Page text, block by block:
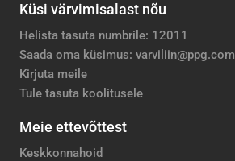
Küsi värvimisalast nõu
Helista tasuta numbrile: 12011
Saada oma küsimus: varviliin@ppg.com
Kirjuta meile
Tule tasuta koolitusele
Meie ettevõttest
Keskkonnahoid